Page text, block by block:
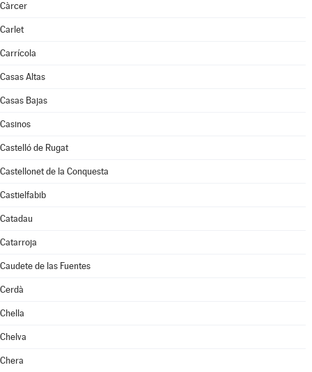
Càrcer
Carlet
Carrícola
Casas Altas
Casas Bajas
Casinos
Castelló de Rugat
Castellonet de la Conquesta
Castielfabib
Catadau
Catarroja
Caudete de las Fuentes
Cerdà
Chella
Chelva
Chera